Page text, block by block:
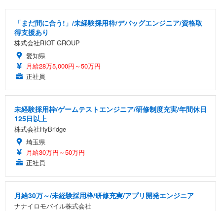
「まだ間に合う!」/未経験採用枠/デバッグエンジニア/資格取
得支援あり
株式会社RIOT GROUP
愛知県
月給28万5,000円～50万円
正社員
未経験採用枠/ゲームテストエンジニア/研修制度充実/年間休日
125日以上
株式会社HyBridge
埼玉県
月給30万円～50万円
正社員
月給30万～/未経験採用枠/研修充実/アプリ開発エンジニア
ナナイロモバイル株式会社